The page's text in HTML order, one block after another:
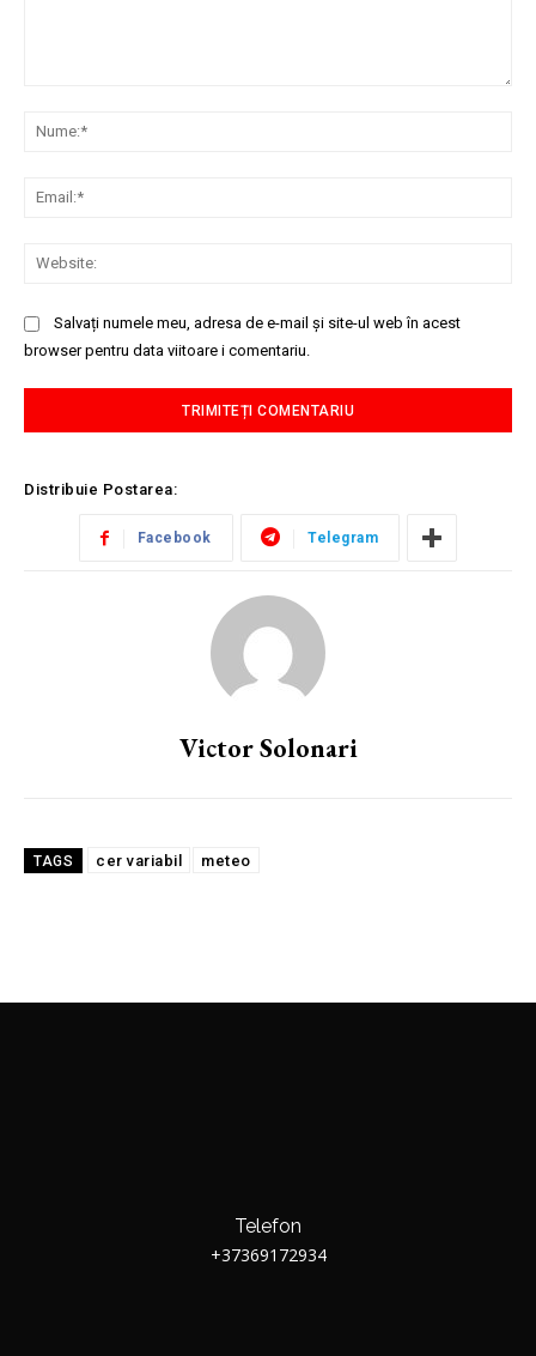
Salvați numele meu, adresa de e-mail și site-ul web în acest
browser pentru data viitoare i comentariu.
Distribuie Postarea:
Facebook Telegram
Victor Solonari
TAGS cer variabil meteo
Telefon
+37369172934